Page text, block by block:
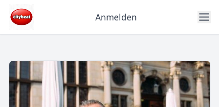
Anmelden